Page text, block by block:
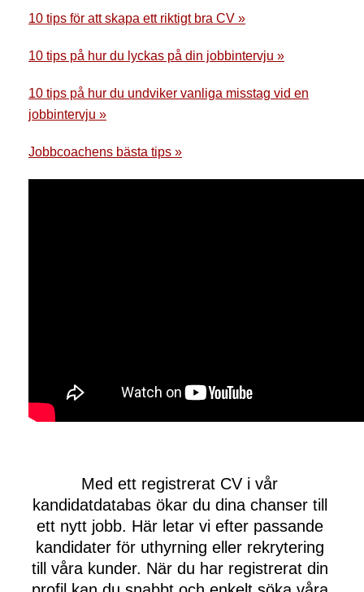
10 tips för att skapa ett riktigt bra CV »
10 tips på hur du lyckas på din jobbintervju »
10 tips på hur du undviker vanliga misstag vid en
jobbintervju »
Jobbcoachens bästa tips »
Med ett registrerat CV i vår
kandidatdatabas ökar du dina chanser till
ett nytt jobb. Här letar vi efter passande
kandidater för uthyrning eller rekrytering
till våra kunder. När du har registrerat din